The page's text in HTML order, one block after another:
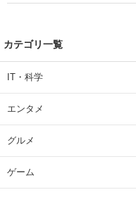
カテゴリ一覧
IT・科学
エンタメ
グルメ
ゲーム